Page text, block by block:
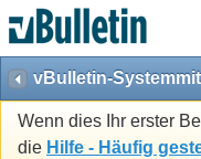
vBulletin-
Wenn dies Ihr erster
die Hilfe - Häufig